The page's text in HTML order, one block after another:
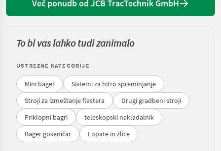
Več ponudb od JCB TracTechnik GmbH
To bi vas lahko tudi zanimalo
USTREZNE KATEGORIJE
Mini bager
Sistemi za hitro spreminjanje
Stroji za izmeštanje flastera
Drugi gradbeni stroji
Priklopni bagri
teleskopski nakladalnik
Bager goseničar
Lopate in žlice